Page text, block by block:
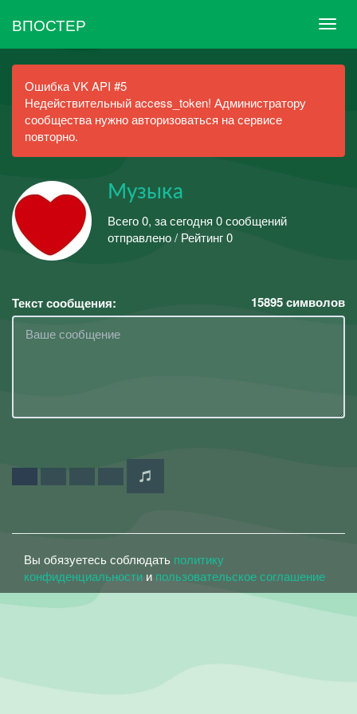
ВПОСТЕР
Ошибка VK API #5
Недействительный access_token! Администратору
сообщества нужно авторизоваться на сервисе
повторно.
Музыка
Всего 0, за сегодня 0 сообщений
отправлено / Рейтинг 0
Текст сообщения: 15895символов
Вы обязуетесь соблюдать политику
конфиденциальности и пользовательское соглашение